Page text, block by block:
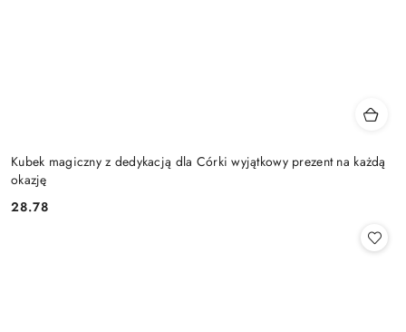
Kubek magiczny z dedykacją dla Córki wyjątkowy prezent na każdą
okazję
Cena:
28.78